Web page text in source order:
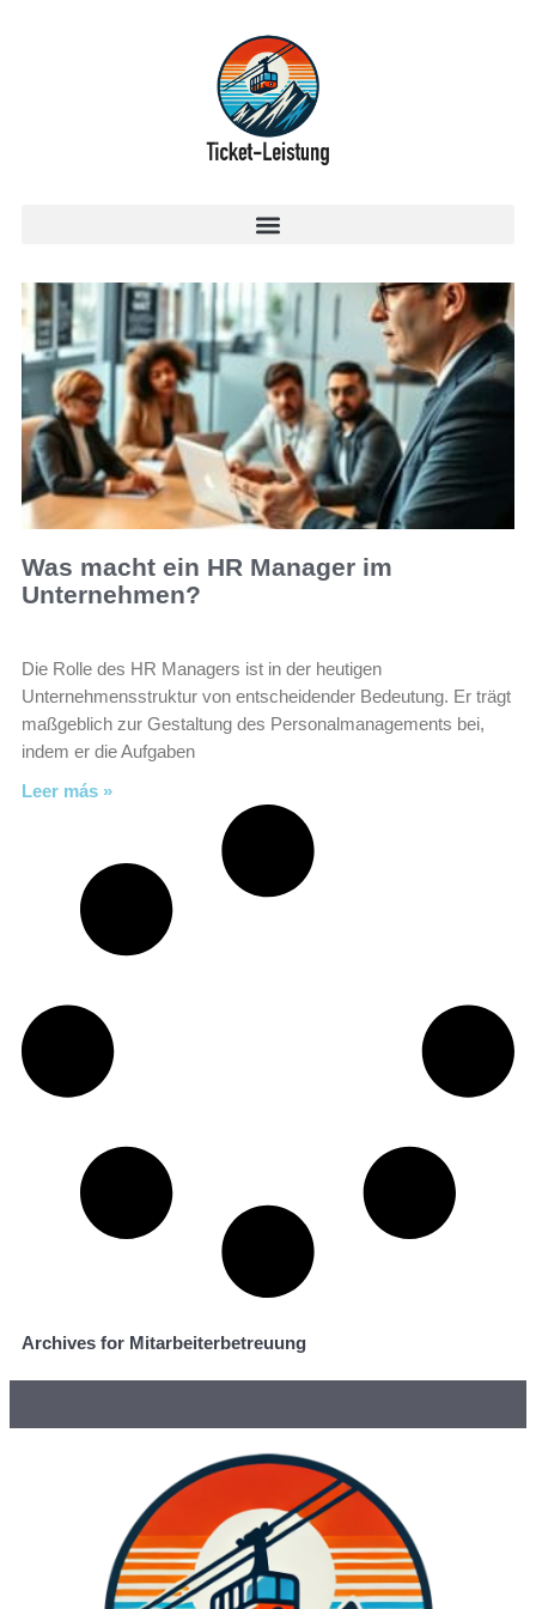
Was macht ein HR Manager im
Unternehmen?
Die Rolle des HR Managers ist in der heutigen
Unternehmensstruktur von entscheidender Bedeutung. Er trägt
maßgeblich zur Gestaltung des Personalmanagements bei,
indem er die Aufgaben
Leer más »
Archives for Mitarbeiterbetreuung